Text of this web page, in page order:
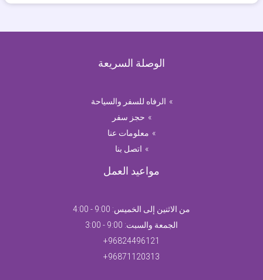
الوصلة السريعة
الرفاه للسفر والسياحة
حجز سفر
معلومات عنا
اتصل بنا
مواعيد العمل
من الاثنين إلى الخميس: 9:00 - 4:00
الجمعة والسبت: 9:00 - 3:00
96824496121+
96871120313+